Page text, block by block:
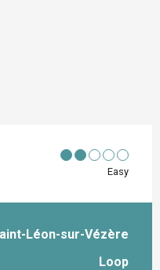
Easy
Léon-sur-Vézère
Loop